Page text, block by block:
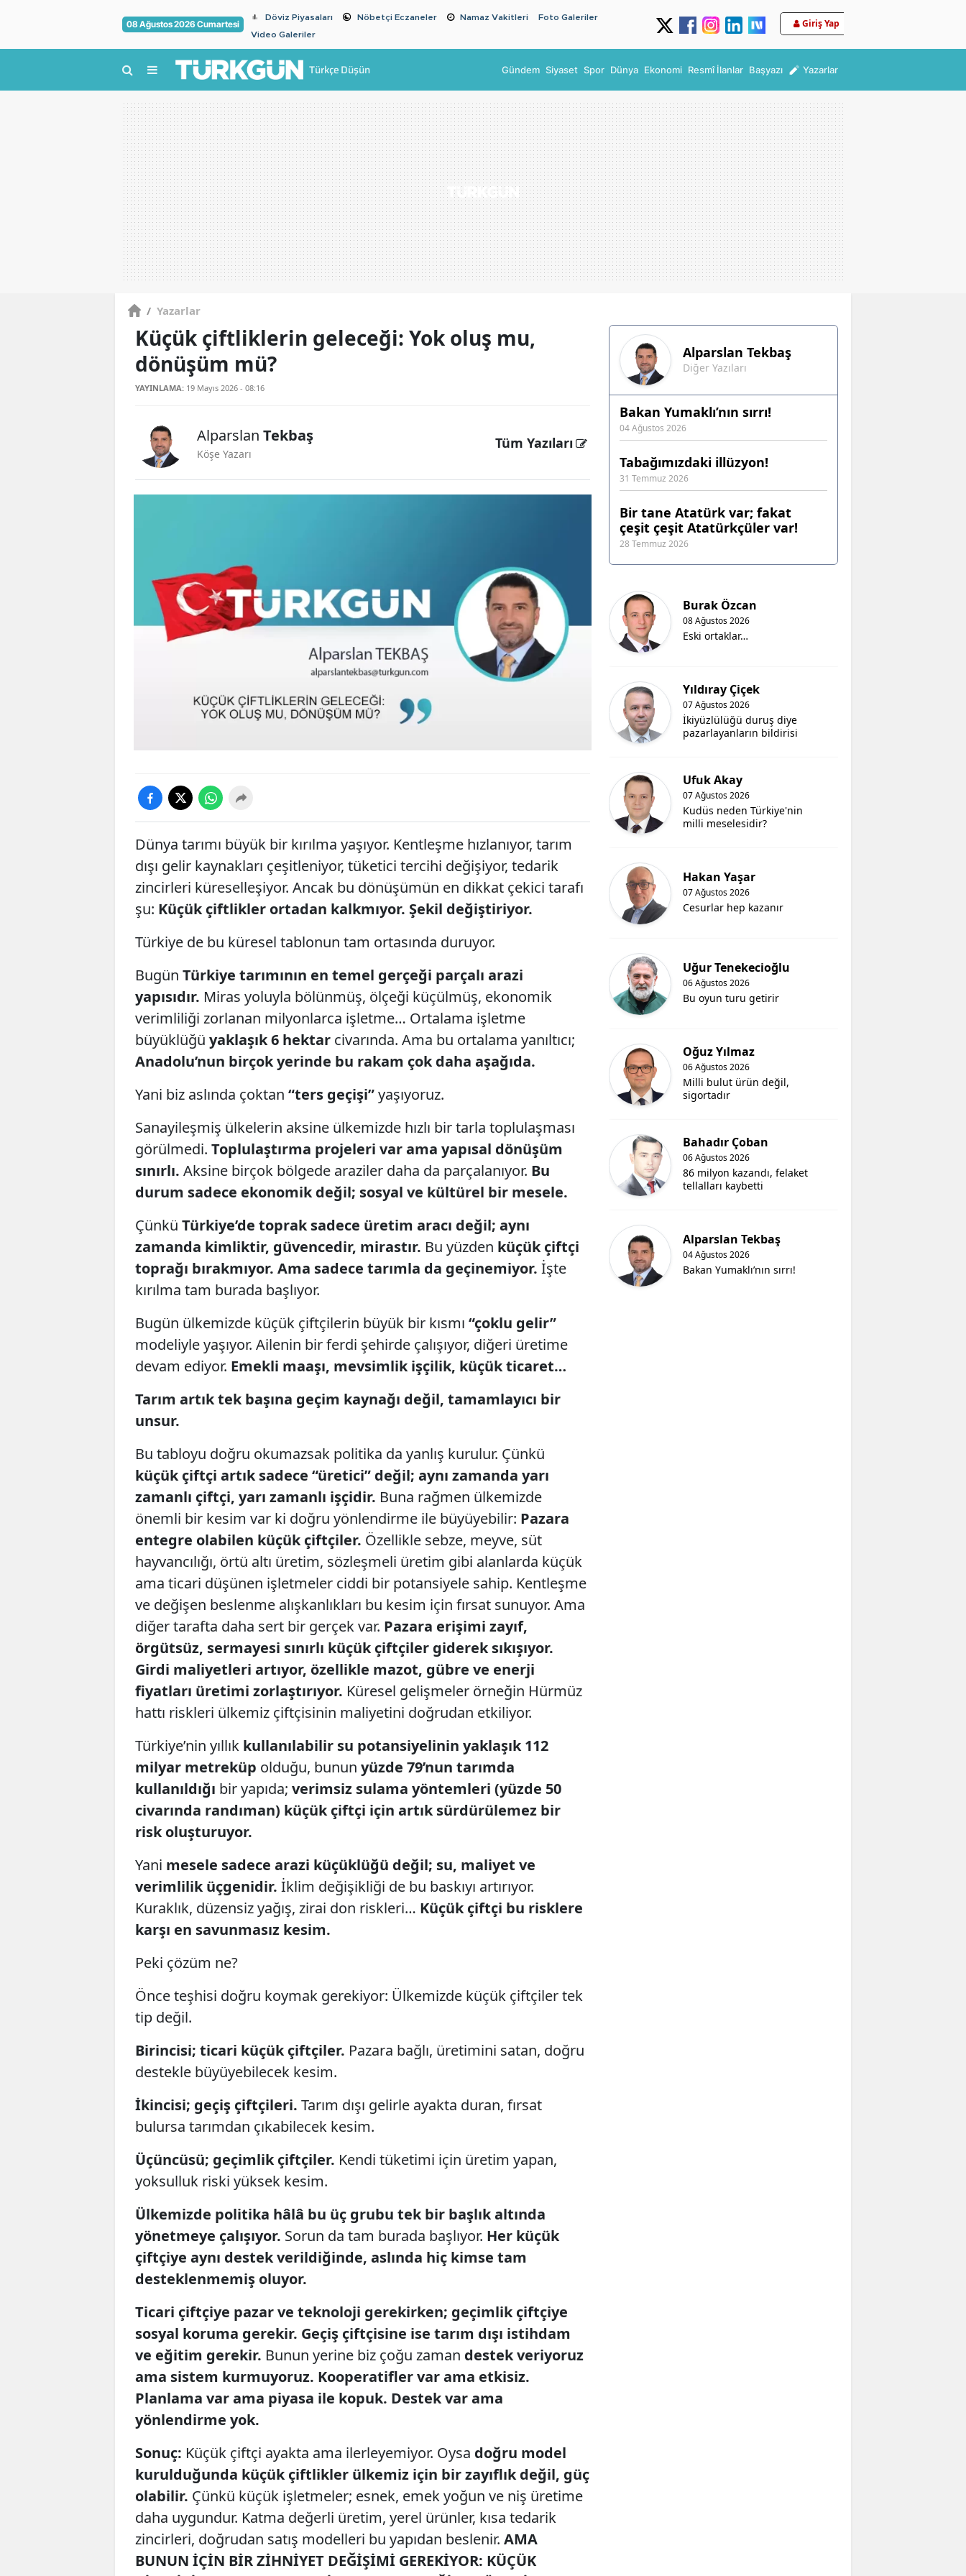
08 Ağustos 2026 Cumartesi
Döviz Piyasaları Nöbetçi Eczaneler Namaz Vakitleri
Foto Galeriler
Video Galeriler
Giriş Yap
Türkçe Düşün Gündem Siyaset Spor Dünya Ekonomi Resmî İlanlar Başyazı Yazarlar
/ Yazarlar
Küçük çiftliklerin geleceği: Yok oluş mu,
dönüşüm mü?
YAYINLAMA: 19 Mayıs 2026 - 08:16
Alparslan Tekbaş
Köşe Yazarı
Tüm Yazıları
Dünya tarımı büyük bir kırılma yaşıyor. Kentleşme hızlanıyor, tarım
dışı gelir kaynakları çeşitleniyor, tüketici tercihi değişiyor, tedarik
zincirleri küreselleşiyor. Ancak bu dönüşümün en dikkat çekici tarafı
şu: Küçük çiftlikler ortadan kalkmıyor. Şekil değiştiriyor.
Türkiye de bu küresel tablonun tam ortasında duruyor.
Bugün Türkiye tarımının en temel gerçeği parçalı arazi
yapısıdır. Miras yoluyla bölünmüş, ölçeği küçülmüş, ekonomik
verimliliği zorlanan milyonlarca işletme… Ortalama işletme
büyüklüğü yaklaşık 6 hektar civarında. Ama bu ortalama yanıltıcı;
Anadolu’nun birçok yerinde bu rakam çok daha aşağıda.
Yani biz aslında çoktan “ters geçişi”yaşıyoruz.
Sanayileşmiş ülkelerin aksine ülkemizde hızlı bir tarla toplulaşması
görülmedi. Toplulaştırma projeleri var ama yapısal dönüşüm
sınırlı. Aksine birçok bölgede araziler daha da parçalanıyor. Bu
durum sadece ekonomik değil; sosyal ve kültürel bir mesele.
Çünkü Türkiye’de toprak sadece üretim aracı değil; aynı
zamanda kimliktir, güvencedir, mirastır. Bu yüzden küçük çiftçi
toprağı bırakmıyor. Ama sadece tarımla da geçinemiyor. İşte
kırılma tam burada başlıyor.
Bugün ülkemizde küçük çiftçilerin büyük bir kısmı “çoklu gelir”
modeliyle yaşıyor. Ailenin bir ferdi şehirde çalışıyor, diğeri üretime
devam ediyor. Emekli maaşı, mevsimlik işçilik, küçük ticaret…
Tarım artık tek başına geçim kaynağı değil, tamamlayıcı bir
unsur.
Bu tabloyu doğru okumazsak politika da yanlış kurulur. Çünkü
küçük çiftçi artık sadece “üretici” değil; aynı zamanda yarı
zamanlı çiftçi, yarı zamanlı işçidir. Buna rağmen ülkemizde
önemli bir kesim var ki doğru yönlendirme ile büyüyebilir: Pazara
entegre olabilen küçük çiftçiler. Özellikle sebze, meyve, süt
hayvancılığı, örtü altı üretim, sözleşmeli üretim gibi alanlarda küçük
ama ticari düşünen işletmeler ciddi bir potansiyele sahip. Kentleşme
ve değişen beslenme alışkanlıkları bu kesim için fırsat sunuyor. Ama
diğer tarafta daha sert bir gerçek var. Pazara erişimi zayıf,
örgütsüz, sermayesi sınırlı küçük çiftçiler giderek sıkışıyor.
Girdi maliyetleri artıyor, özellikle mazot, gübre ve enerji
fiyatları üretimi zorlaştırıyor. Küresel gelişmeler örneğin Hürmüz
hattı riskleri ülkemiz çiftçisinin maliyetini doğrudan etkiliyor.
Türkiye’nin yıllık kullanılabilir su potansiyelinin yaklaşık 112
milyar metreküp olduğu, bunun yüzde 79’nun tarımda
kullanıldığı bir yapıda; verimsiz sulama yöntemleri (yüzde 50
civarında randıman) küçük çiftçi için artık sürdürülemez bir
risk oluşturuyor.
Yani mesele sadece arazi küçüklüğü değil; su, maliyet ve
verimlilik üçgenidir. İklim değişikliği de bu baskıyı artırıyor.
Kuraklık, düzensiz yağış, zirai don riskleri… Küçük çiftçi bu risklere
karşı en savunmasız kesim.
Peki çözüm ne?
Önce teşhisi doğru koymak gerekiyor: Ülkemizde küçük çiftçiler tek
tip değil.
Birincisi; ticari küçük çiftçiler. Pazara bağlı, üretimini satan, doğru
destekle büyüyebilecek kesim.
İkincisi; geçiş çiftçileri. Tarım dışı gelirle ayakta duran, fırsat
bulursa tarımdan çıkabilecek kesim.
Üçüncüsü; geçimlik çiftçiler. Kendi tüketimi için üretim yapan,
yoksulluk riski yüksek kesim.
Ülkemizde politika hâlâ bu üç grubu tek bir başlık altında
yönetmeye çalışıyor. Sorun da tam burada başlıyor. Her küçük
çiftçiye aynı destek verildiğinde, aslında hiç kimse tam
desteklenmemiş oluyor.
Ticari çiftçiye pazar ve teknoloji gerekirken; geçimlik çiftçiye
sosyal koruma gerekir. Geçiş çiftçisine ise tarım dışı istihdam
ve eğitim gerekir. Bunun yerine biz çoğu zaman destek veriyoruz
ama sistem kurmuyoruz. Kooperatifler var ama etkisiz.
Planlama var ama piyasa ile kopuk. Destek var ama
yönlendirme yok.
Sonuç: Küçük çiftçi ayakta ama ilerleyemiyor. Oysa doğru model
kurulduğunda küçük çiftlikler ülkemiz için bir zayıflık değil, güç
olabilir. Çünkü küçük işletmeler; esnek, emek yoğun ve niş üretime
daha uygundur. Katma değerli üretim, yerel ürünler, kısa tedarik
zincirleri, doğrudan satış modelleri bu yapıdan beslenir. AMA
BUNUN İÇİN BİR ZİHNİYET DEĞİŞİMİ GEREKİYOR: KÜÇÜK
AlparslanTekbaş
Diğer Yazıları
Bakan Yumaklı’nın sırrı!
04 Ağustos 2026
Tabağımızdaki illüzyon!
31 Temmuz 2026
Bir tane Atatürk var; fakat
çeşit çeşit Atatürkçüler var!
28 Temmuz 2026
Burak Özcan
08 Ağustos 2026
Eski ortaklar…
Yıldıray Çiçek
07 Ağustos 2026
İkiyüzlülüğü duruş diye
pazarlayanların bildirisi
Ufuk Akay
07 Ağustos 2026
Kudüs neden Türkiye'nin
milli meselesidir?
Hakan Yaşar
07 Ağustos 2026
Cesurlar hep kazanır
Uğur Tenekecioğlu
06 Ağustos 2026
Bu oyun turu getirir
Oğuz Yılmaz
06 Ağustos 2026
Milli bulut ürün değil,
sigortadır
Bahadır Çoban
06 Ağustos 2026
86 milyon kazandı, felaket
tellalları kaybetti
Alparslan Tekbaş
04 Ağustos 2026
Bakan Yumaklı’nın sırrı!